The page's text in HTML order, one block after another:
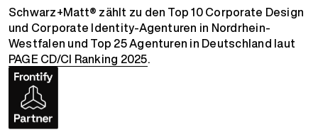
Schwarz+Matt® zählt zu den Top 10 Corporate Design
und Corporate Identity-Agenturen in Nordrhein-
Westfalen und Top 25 Agenturen in Deutschland laut
PAGE CD/CI Ranking 2025.